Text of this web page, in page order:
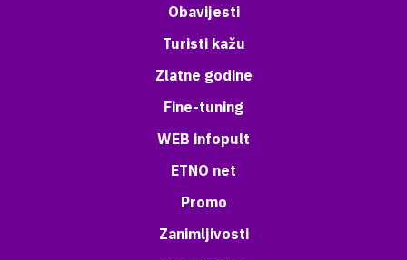
Obavijesti
Turisti kažu
Zlatne godine
Fine-tuning
WEB infopult
ETNO net
Promo
Zanimljivosti